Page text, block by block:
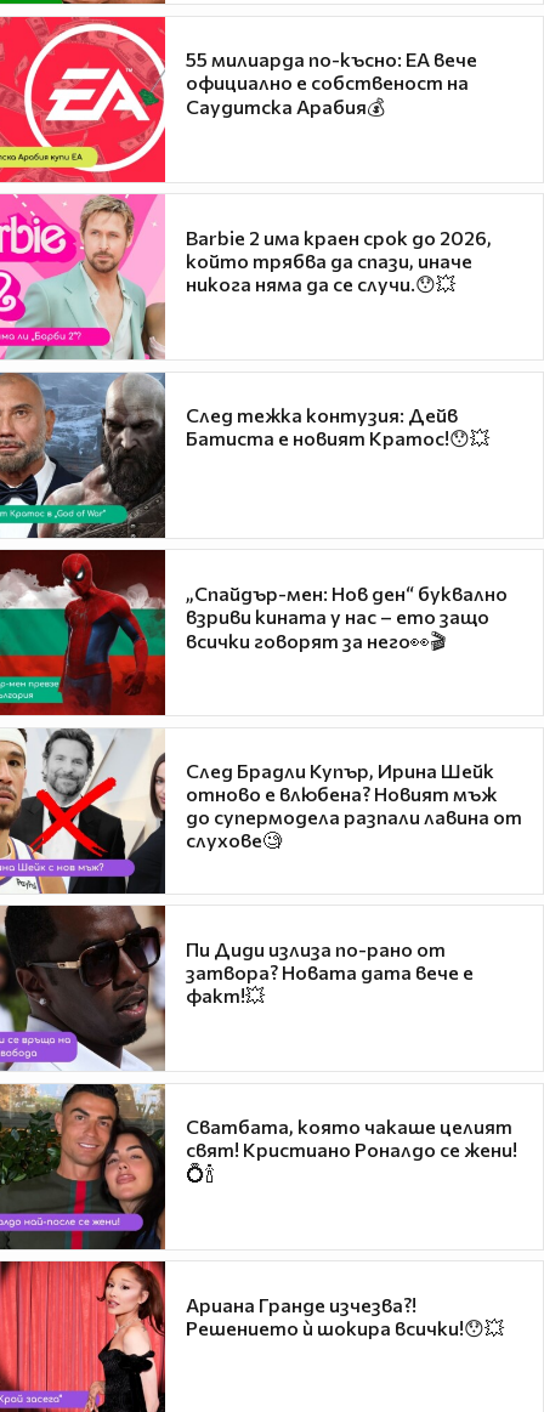
55 милиарда по-късно: EA вече
официално е собственост на
Саудитска Арабия💰
Barbie 2 има краен срок до 2026,
който трябва да спази, иначе
никога няма да се случи.😯💥
След тежка контузия: Дейв
Батиста е новият Кратос!😯💥
„Спайдър-мен: Нов ден“ буквално
взриви кината у нас – ето защо
всички говорят за него👀🎬
След Брадли Купър, Ирина Шейк
отново е влюбена? Новият мъж
до супермодела разпали лавина от
слухове🧐
Пи Диди излиза по-рано от
затвора? Новата дата вече е
факт!💥
Сватбата, която чакаше целият
свят! Кристиано Роналдо се жени!
💍🍾
Ариана Гранде изчезва?!
Решението ѝ шокира всички!😯💥